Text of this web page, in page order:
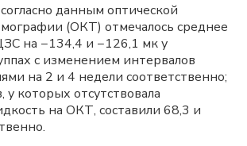
данным оптической
(ОКТ) отмечалось среднее
на −134,4 и −126,1 мк у
с изменением интервалов
на 2 и 4 недели соответственно;
которых отсутствовала
на ОКТ, составили 68,3 и